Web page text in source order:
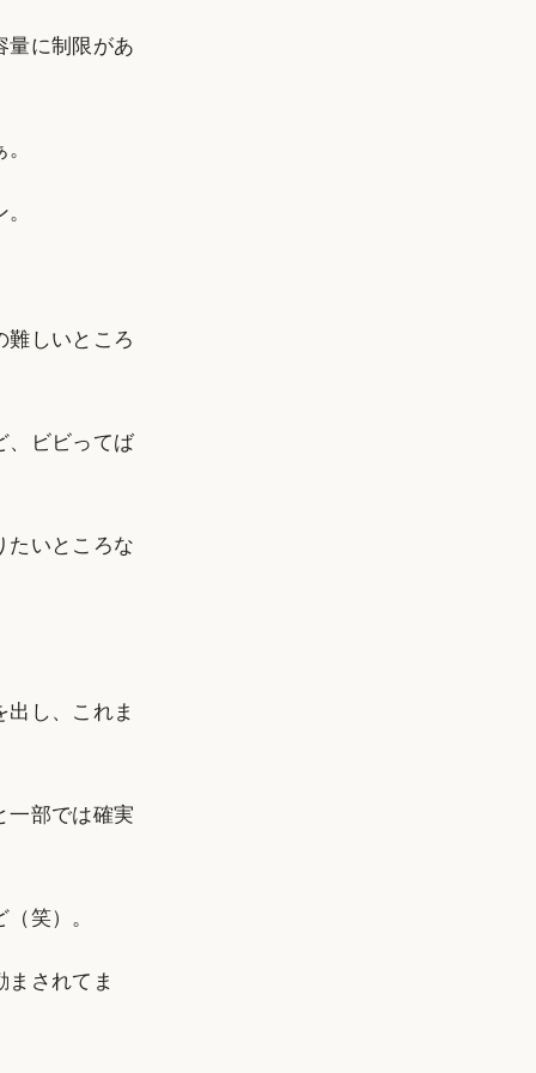
量に制限があ
難しいところ
、ビビってば
たいところな
し、これま
一部では確実
笑）。
まされてま